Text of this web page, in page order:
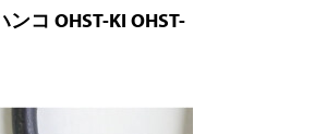
コ OHST-KI OHST-